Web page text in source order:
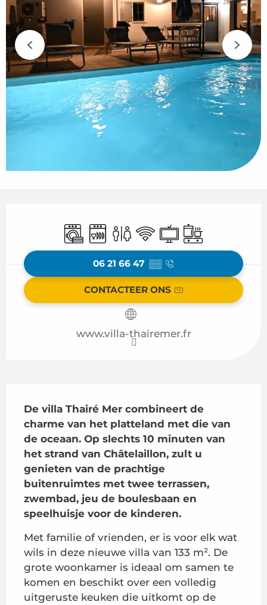
Wasmachine
Vaatwassers
Toiletten
Wifi TelevisieKookplaat
06 21 66 47 ▒▒
CONTACTEER ONS
www.villa-thairemer.fr
De villa Thairé Mer combineert de
charme van het platteland met die van
de oceaan. Op slechts 10 minuten van
het strand van Châtelaillon, zult u
genieten van de prachtige
buitenruimtes met twee terrassen,
zwembad, jeu de boulesbaan en
speelhuisje voor de kinderen.
Met familie of vrienden, er is voor elk wat
wils in deze nieuwe villa van 133 m². De
grote woonkamer is ideaal om samen te
komen en beschikt over een volledig
uitgeruste keuken die uitkomt op de